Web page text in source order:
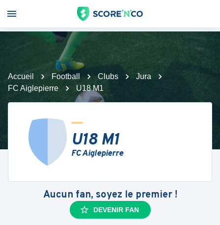
Accueil Football Clubs
Jura
FC Aiglepierre
U18 M1
U18 M1
FC Aiglepierre
Aucun fan, soyez le premier !
DEVENIR FAN